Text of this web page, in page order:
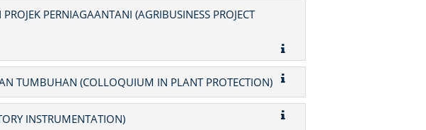
PERNIAGAANTANI (AGRIBUSINESS PROJECT
TUMBUHAN (COLLOQUIUM IN PLANT PROTECTION)
INSTRUMENTATION)